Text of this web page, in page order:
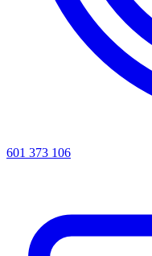
601 373 106